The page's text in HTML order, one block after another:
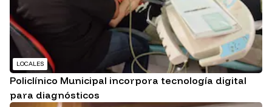
LOCALES
Policlínico Municipal incorpora tecnología digital
para diagnósticos